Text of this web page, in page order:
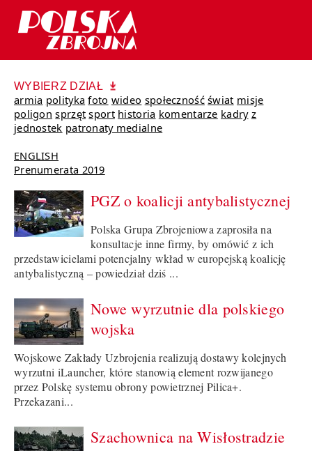
WYBIERZ DZIAŁ
armia polityka foto wideo społeczność świat misje
poligon sprzęt sport historia komentarze kadry z
jednostek patronaty medialne
ENGLISH
Prenumerata 2019
PGZ o koalicji antybalistycznej
Polska Grupa Zbrojeniowa zaprosiła na
konsultacje inne firmy, by omówić z ich
przedstawicielami potencjalny wkład w europejską koalicję
antybalistyczną – powiedział dziś ...
Nowe wyrzutnie dla polskiego
wojska
Wojskowe Zakłady Uzbrojenia realizują dostawy kolejnych
wyrzutni iLauncher, które stanowią element rozwijanego
przez Polskę systemu obrony powietrznej Pilica+.
Przekazani...
Szachownica na Wisłostradzie